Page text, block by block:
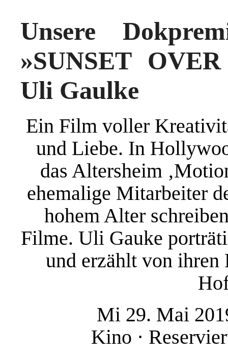
Unsere
»SUNSET
Uli Gaulke
Ein Film voller
und Liebe. In
das Altersheim
ehemalige Mitarbeiter
hohem Alter
Filme. Uli Gauke
und erzählt von ihren
Mi 29. Mai
Kino ·